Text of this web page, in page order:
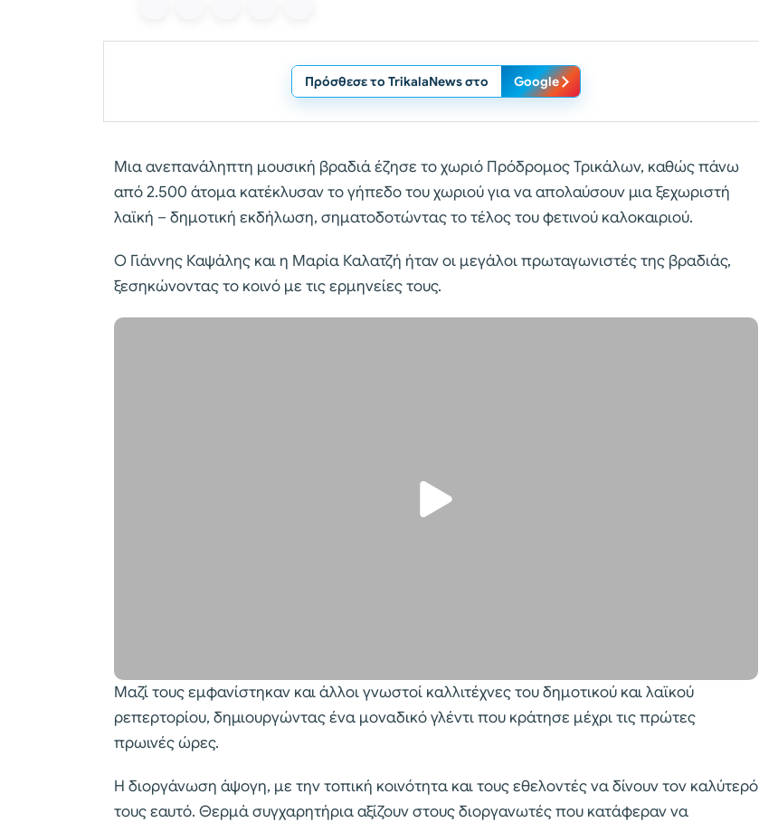
Πρόσθεσε το TrikalaNews στο Google
Μια ανεπανάληπτη μουσική βραδιά έζησε το χωριό Πρόδρομος Τρικάλων, καθώς πάνω
από 2.500 άτομα κατέκλυσαν το γήπεδο του χωριού για να απολαύσουν μια ξεχωριστή
λαϊκή – δημοτική εκδήλωση, σηματοδοτώντας το τέλος του φετινού καλοκαιριού.
Ο Γιάννης Καψάλης και η Μαρία Καλατζή ήταν οι μεγάλοι πρωταγωνιστές της βραδιάς,
ξεσηκώνοντας το κοινό με τις ερμηνείες τους.
Μαζί τους εμφανίστηκαν και άλλοι γνωστοί καλλιτέχνες του δημοτικού και λαϊκού
ρεπερτορίου, δημιουργώντας ένα μοναδικό γλέντι που κράτησε μέχρι τις πρώτες
πρωινές ώρες.
Η διοργάνωση άψογη, με την τοπική κοινότητα και τους εθελοντές να δίνουν τον καλύτερό
τους εαυτό. Θερμά συγχαρητήρια αξίζουν στους διοργανωτές που κατάφεραν να